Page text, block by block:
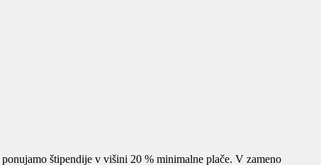
ponujamo štipendije v višini 20 % minimalne plače. V zameno